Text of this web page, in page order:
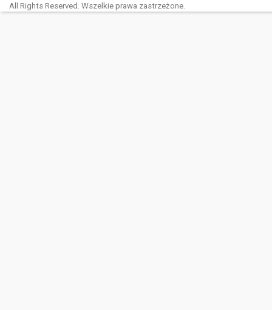
All Rights Reserved. Wszelkie prawa zastrzeżone.